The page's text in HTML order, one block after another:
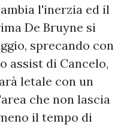
l'inerzia ed il
De Bruyne si
sprecando con
assist di Cancelo,
letale con un
che non lascia
il tempo di